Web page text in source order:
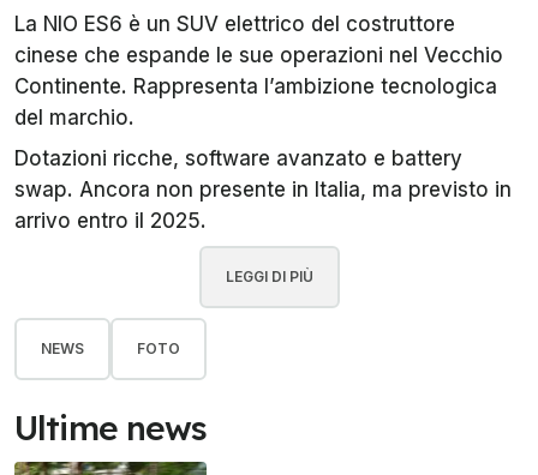
La NIO ES6 è un SUV elettrico del costruttore
cinese che espande le sue operazioni nel Vecchio
Continente. Rappresenta l’ambizione tecnologica
del marchio.
Dotazioni ricche, software avanzato e battery
swap. Ancora non presente in Italia, ma previsto in
arrivo entro il 2025.
LEGGI DI PIÙ
NEWS FOTO
Ultime news